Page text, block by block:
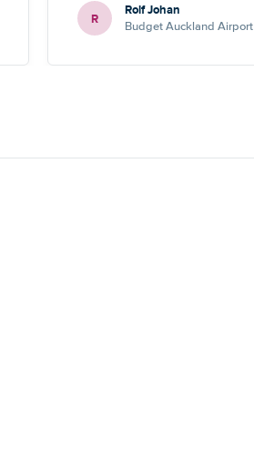
R Rolf Johan
Budget Auckland Airport